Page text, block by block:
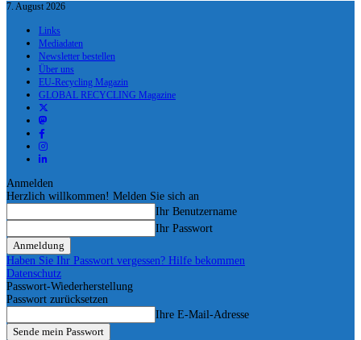
7. August 2026
Links
Mediadaten
Newsletter bestellen
Über uns
EU-Recycling Magazin
GLOBAL RECYCLING Magazine
Anmelden
Herzlich willkommen! Melden Sie sich an
Ihr Benutzername
Ihr Passwort
Haben Sie Ihr Passwort vergessen? Hilfe bekommen
Datenschutz
Passwort-Wiederherstellung
Passwort zurücksetzen
Ihre E-Mail-Adresse